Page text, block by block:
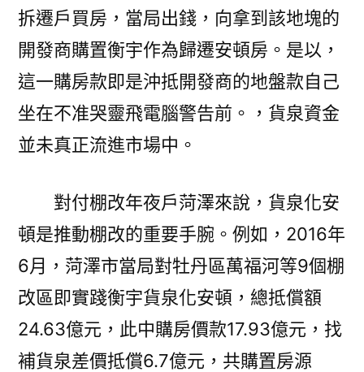
拆遷戶買房，當局出錢，向拿到該地塊的
開發商購置衡宇作為歸遷安頓房。是以，
這一購房款即是沖抵開發商的地盤款自己
坐在不准哭靈飛電腦警告前。，貨泉資金
並未真正流進市場中。
對付棚改年夜戶菏澤來說，貨泉化安
頓是推動棚改的重要手腕。例如，2016年
6月，菏澤市當局對牡丹區萬福河等9個棚
改區即實踐衡宇貨泉化安頓，總抵償額
24.63億元，此中購房價款17.93億元，找
補貨泉差價抵償6.7億元，共購置房源